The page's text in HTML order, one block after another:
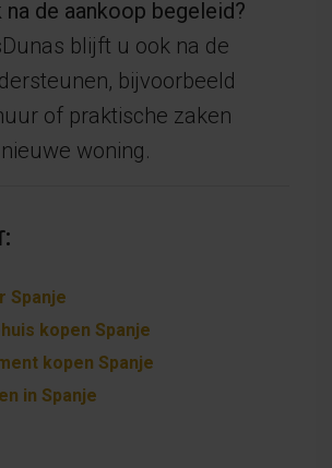
de aankoop begeleid?
blijft u ook na de
bijvoorbeeld
of praktische zaken
woning.
Spanje
kopen Spanje
kopen Spanje
in Spanje